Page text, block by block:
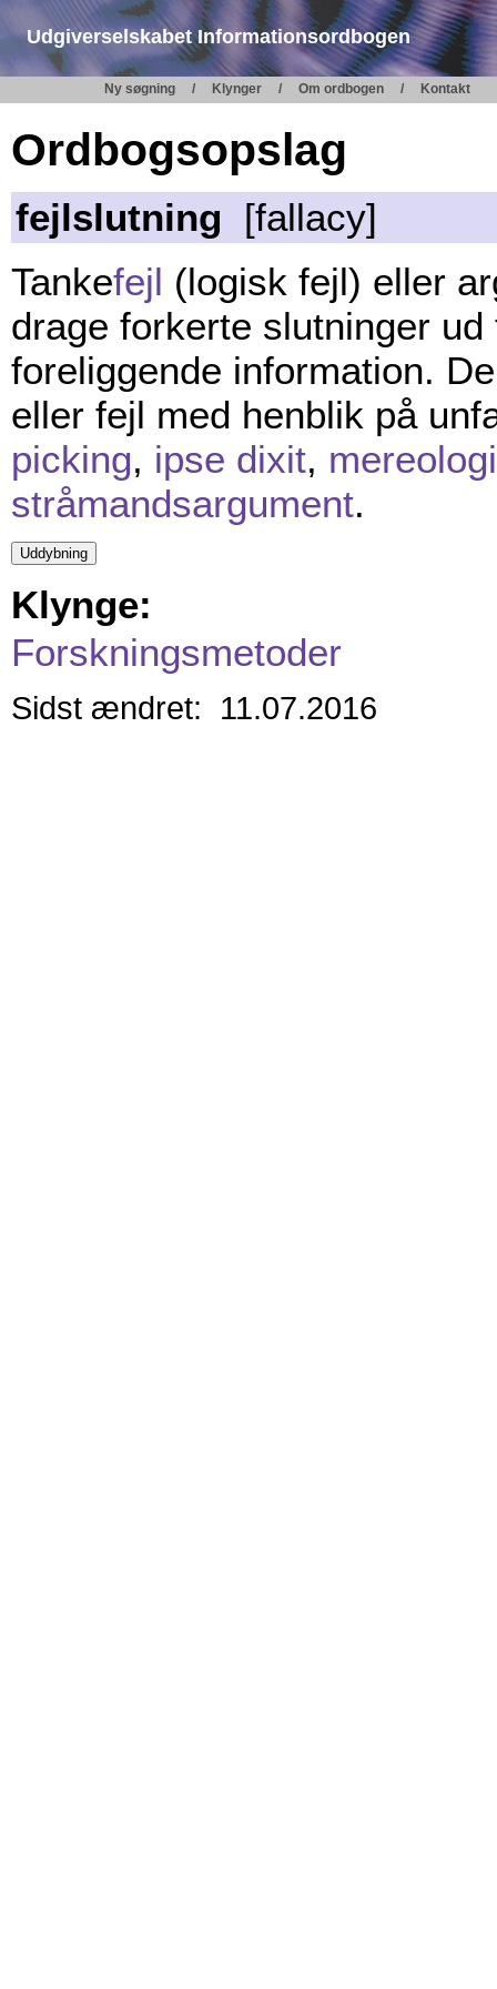
Udgiverselskabet Informationsordbogen
Ny søgning Klynger Om ordbogen Kontakt
Ordbogsopslag
fejlslutning [fallacy]
Tankefejl (logisk fejl) eller
drage forkerte slutninger
foreliggende information.
eller fejl med henblik på
picking, ipse dixit,
stråmandsargument.
Klynge:
Forskningsmetoder
Sidst ændret: 11.07.2016